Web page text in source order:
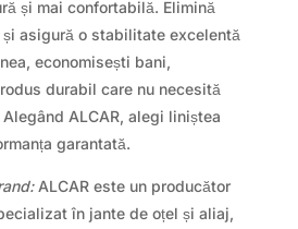
și mai confortabilă. Elimină
asigură o stabilitate excelentă
economisești bani,
durabil care nu necesită
ALCAR, alegi liniștea
garantată.
ALCAR este un producător
în jante de oțel și aliaj,